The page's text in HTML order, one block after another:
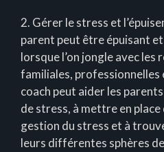
2. Gérer le stress et
parent peut être épuisant
lorsque l’on jongle avec les
familiales, professionnelles
coach peut aider les
de stress, à mettre en
gestion du stress et à
leurs différentes sphères